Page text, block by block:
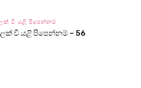
වී යළි පිපෙන්නම්
වී යළි පිපෙන්නම් – 56